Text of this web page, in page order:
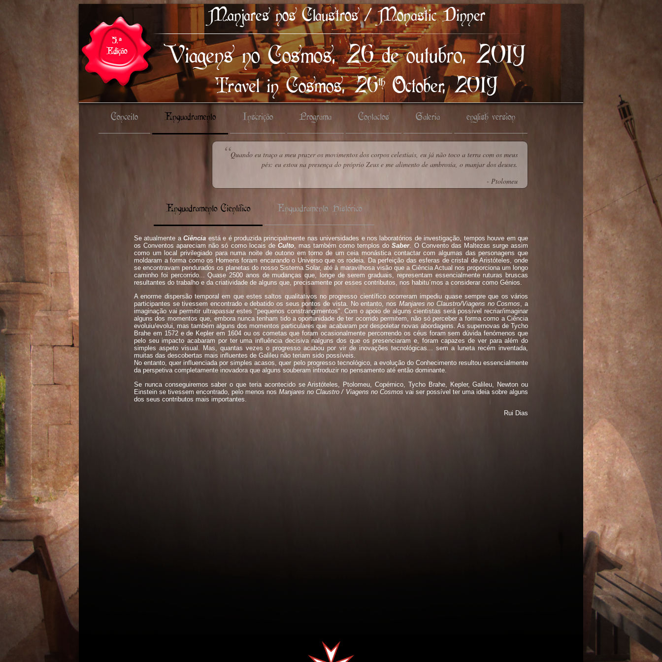
Conceito Enquadramento Inscrição Programa Contactos Galeria english version
Quando eu traço a meu prazer os movimentos dos corpos celestiais, eu já não toco a terra com os meus
pés: eu estou na presença do próprio Zeus e me alimento de ambrosia, o manjar dos deuses.
- Ptolomeu
Enquadramento Científico Enquadramento Histórico
Se atualmente aCiência está e é produzida principalmente nas universidades e nos laboratórios de investigação, tempos houve em que
os Conventos apareciam não só como locais de Culto, mas também como templos doSaber. O Convento das Maltezas surge assim
como um local privilegiado para numa noite de outono em torno de um ceia monástica contactar com algumas das personagens que
moldaram a forma como os Homens foram encarando o Universo que os rodeia. Da perfeição das esferas de cristal de Aristóteles, onde
se encontravam pendurados os planetas do nosso Sistema Solar, até à maravilhosa visão que a Ciência Actual nos proporciona um longo
caminho foi percorrido... Quase 2500 anos de mudanças que, longe de serem graduais, representam essencialmente ruturas bruscas
resultantes do trabalho e da criatividade de alguns que, precisamente por esses contributos, nos habitu´mos a considerar como Génios.
A enorme dispersão temporal em que estes saltos qualitativos no progresso científico ocorreram impediu quase sempre que os vários
participantes se tivessem encontrado e debatido os seus pontos de vista. No entanto, nos Manjares no Claustro/Viagens no Cosmos, a
imaginação vai permitir ultrapassar estes "pequenos constrangimentos". Com o apoio de alguns cientistas será possível recriar/imaginar
alguns dos momentos que, embora nunca tenham tido a oportunidade de ter ocorrido permitem, não só perceber a forma como a Ciência
evoluiu/evolui, mas também alguns dos momentos particulares que acabaram por despoletar novas abordagens. As supernovas de Tycho
Brahe em 1572 e de Kepler em 1604 ou os cometas que foram ocasionalmente percorrendo os céus foram sem dúvida fenómenos que
pelo seu impacto acabaram por ter uma influência decisiva nalguns dos que os presenciaram e, foram capazes de ver para além do
simples aspeto visual. Mas, quantas vezes o progresso acabou por vir de inovações tecnológicas... sem a luneta recém inventada,
muitas das descobertas mais influentes de Galileu não teriam sido possíveis.
No entanto, quer influenciada por simples acasos, quer pelo progresso tecnológico, a evolução do Conhecimento resultou essencialmente
da perspetiva completamente inovadora que alguns souberam introduzir no pensamento até então dominante.
Se nunca conseguiremos saber o que teria acontecido se Aristóteles, Ptolomeu, Copérnico, Tycho Brahe, Kepler, Galileu, Newton ou
Einstein se tivessem encontrado, pelo menos nosManjares no Claustro / Viagens no Cosmos vai ser possível ter uma ideia sobre alguns
dos seus contributos mais importantes.
Rui Dias